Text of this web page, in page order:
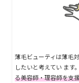
薄毛ビューティは薄毛
したいと考えてい ます
る美容師・理容師を支